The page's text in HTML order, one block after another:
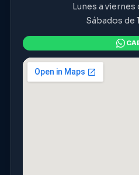
Lunes a viernes
Sábados de